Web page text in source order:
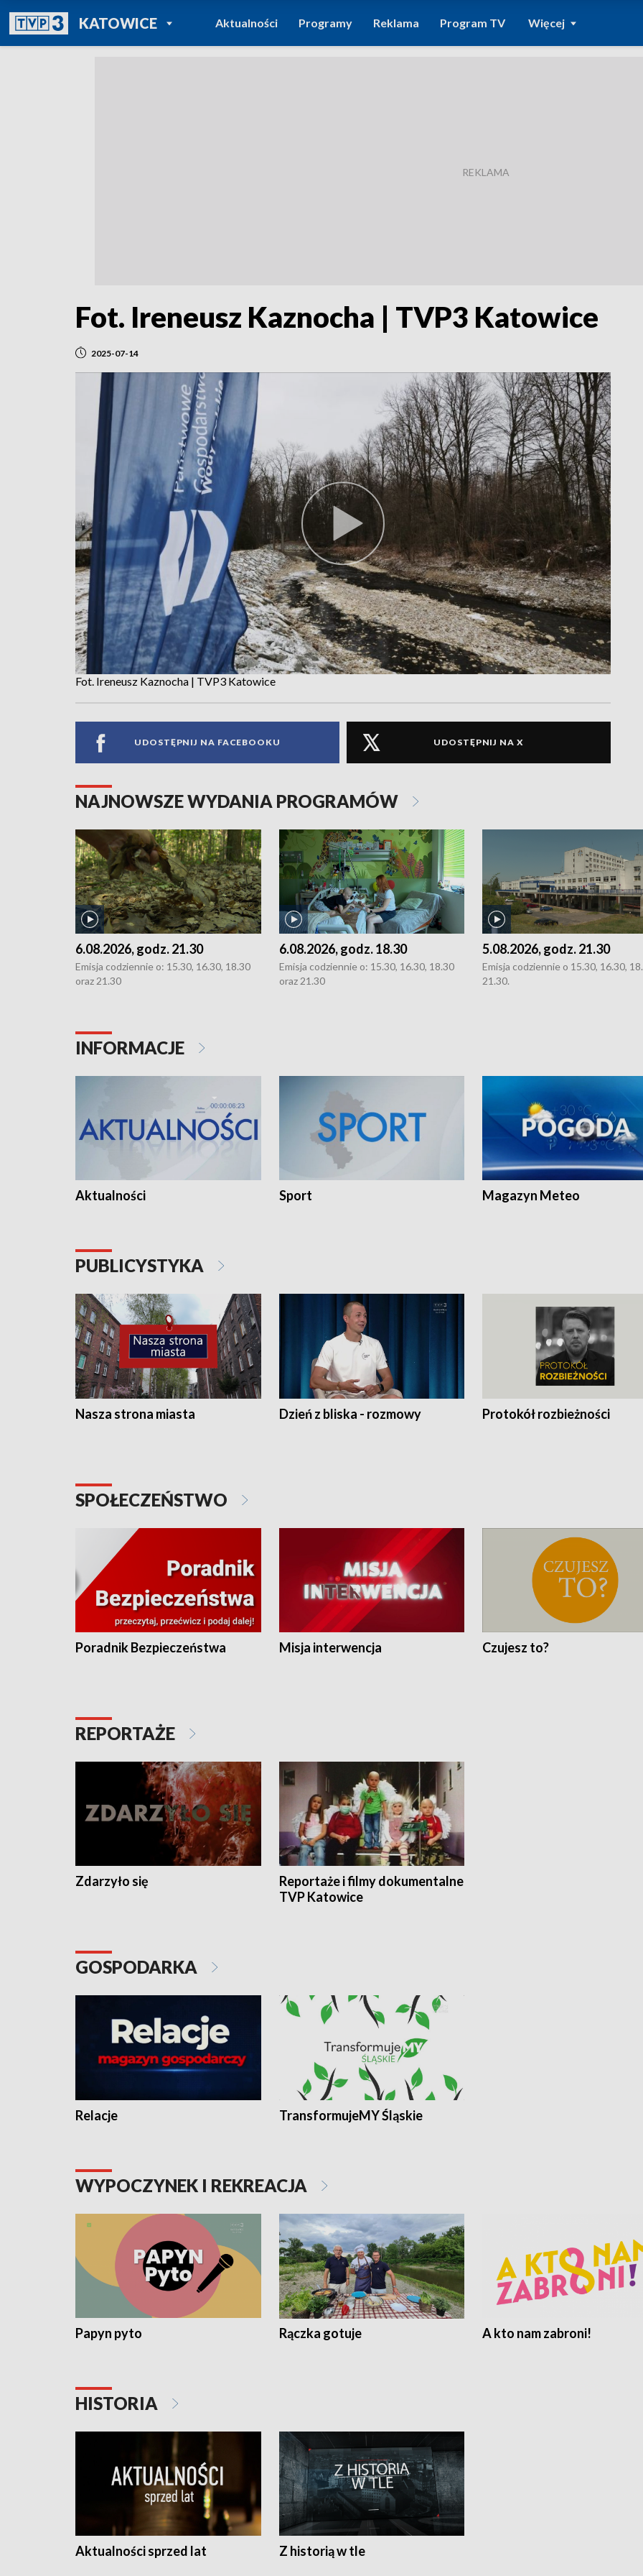
KATOWICEPOWRÓT DO
TVP REGIONY
Aktualności Programy Reklama Program TV Więcej
Fot. Ireneusz Kaznocha | TVP3 Katowice
2025-07-14
Fot. Ireneusz Kaznocha | TVP3 Katowice
UDOSTĘPNIJ NA FACEBOOKU UDOSTĘPNIJ NA X
NAJNOWSZE WYDANIA PROGRAMÓW
6.08.2026, godz. 21.30
Emisja codziennie o: 15.30, 16.30, 18.30
oraz 21.30
6.08.2026, godz. 18.30
Emisja codziennie o: 15.30, 16.30, 18.30
oraz 21.30
5.08.2026, godz. 21.30
Emisja codziennie o 15.30, 16.30,
21.30.
INFORMACJE
Aktualności Sport Magazyn Meteo
PUBLICYSTYKA
Nasza strona miasta Dzień z bliska - rozmowy Protokół rozbieżności
SPOŁECZEŃSTWO
Poradnik Bezpieczeństwa Misja interwencja Czujesz to?
REPORTAŻE
Zdarzyło się
Reportaże i filmy dokumentalne
TVP Katowice
GOSPODARKA
Relacje TransformujeMY Śląskie
WYPOCZYNEK I REKREACJA
Papyn pyto Rączka gotuje A kto nam zabroni!
HISTORIA
Aktualności sprzed lat Z historią w tle